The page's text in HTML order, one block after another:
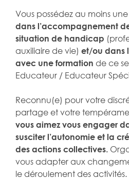
Vous possédez au moins une
dans l’accompagnement
situation de handicap
auxiliaire de vie) et/ou dans
avec une formation de ce
Educateur / Educateur
Reconnu(e) pour votre
partage et votre
vous aimez vous engager
susciter l’autonomie et la
des actions collectives.
vous adapter aux
le déroulement des